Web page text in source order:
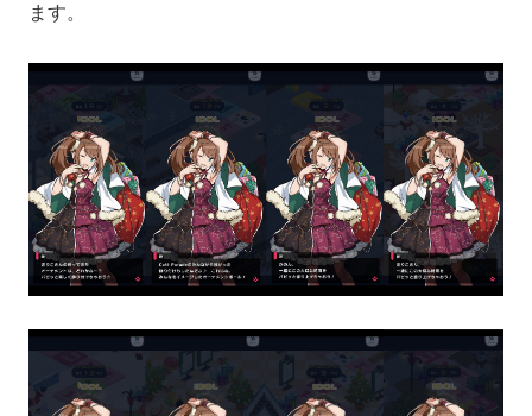
ます。